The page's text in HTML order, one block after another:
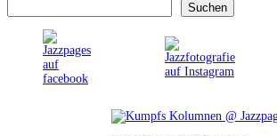
Suchen